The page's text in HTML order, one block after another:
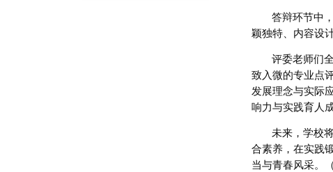
答辩环节中
颖独特、内容设
评委老师们
致入微的专业点
发展理念与实际
响力与实践育人成
未来，学校
合素养，在实践
当与青春风采。